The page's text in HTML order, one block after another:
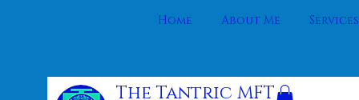
Home About Me Services
The Tantric MFT